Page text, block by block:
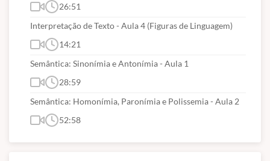
26:51
Interpretação de Texto - Aula 4 (Figuras de Linguagem)
14:21
Semântica: Sinonímia e Antonímia - Aula 1
28:59
Semântica: Homonímia, Paronímia e Polissemia - Aula 2
52:58